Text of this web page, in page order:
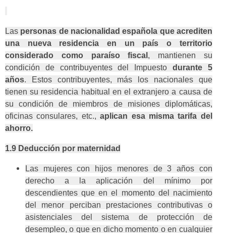
Las personas de nacionalidad española que acrediten
una nueva residencia en un país o territorio
considerado como paraíso fiscal , mantienen su
condición de contribuyentes del Impuestodurante 5
años. Estos contribuyentes, más los nacionales que
tienen su residencia habitual en el extranjero a causa de
su condición de miembros de misiones diplomáticas,
oficinas consulares, etc.,aplican esa misma tarifa del
ahorro.
1.9 Deducción por maternidad
Las mujeres con hijos menores de 3 años con
derecho a la aplicación del mínimo por
descendientes que en el momento del nacimiento
del menor perciban prestaciones contributivas o
asistenciales del sistema de protección de
desempleo, o que en dicho momento o en cualquier